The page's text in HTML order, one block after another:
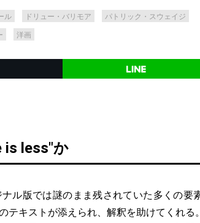
ル ドリュー・バリモア パトリック・スウェイジ
洋画
is less"か
ル版では謎のまま残されていた多くの要
テキストが添えられ、解釈を助けてくれる